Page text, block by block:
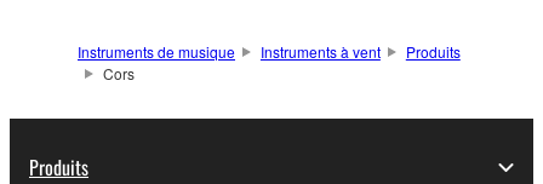
Instruments de musique Instruments à vent
Produits
Cors
Produits